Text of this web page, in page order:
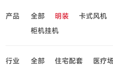
产品 全部 明装 卡式风机
柜机挂机
行业 全部 住宅配套 医疗